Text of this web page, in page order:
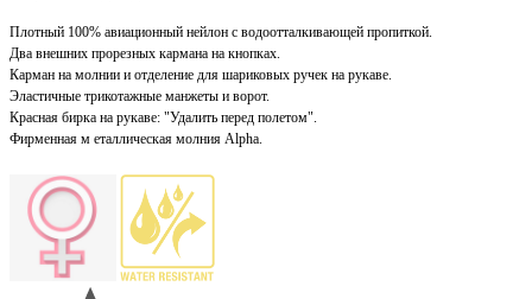
Плотный 100% авиационный нейлон с водоотталкивающей пропиткой.
Два внешних прорезных кармана на кнопках.
Карман на молнии и отделение для шариковых ручек на рукаве.
Эластичные трикотажные манжеты и ворот.
Красная бирка на рукаве: "Удалить перед полетом".
Фирменная м еталлическая молния Alpha.